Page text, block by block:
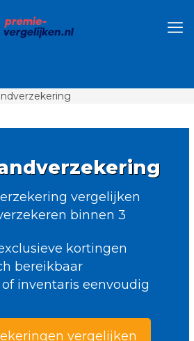
vergelijken
binnen 3
kortingen
bereikbaar
inventaris eenvoudig
vergelijken